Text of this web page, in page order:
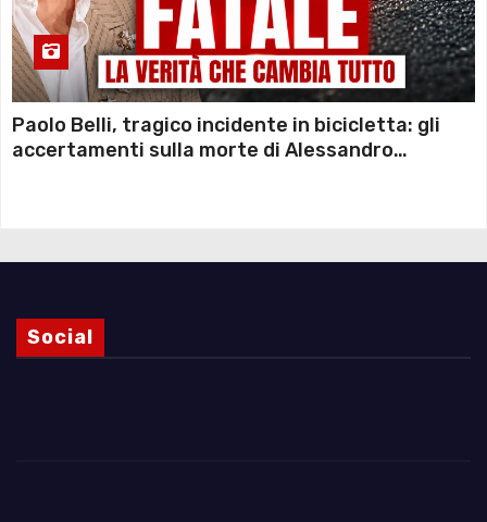
Paolo Belli, tragico incidente in bicicletta: gli
accertamenti sulla morte di Alessandro
Social